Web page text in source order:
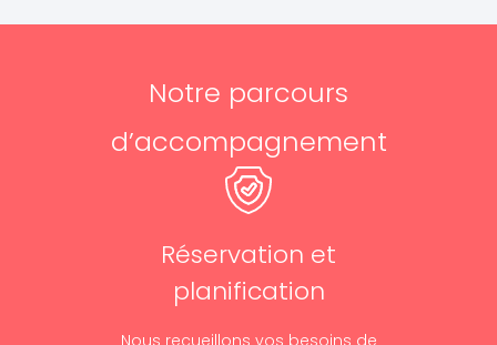
Notre parcours
d’accompagnement
Réservation et
planification
Nous recueillons vos besoins de